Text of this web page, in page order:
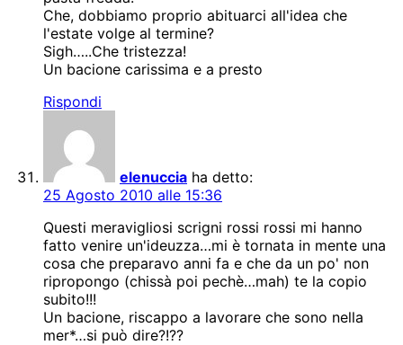
Che, dobbiamo proprio abituarci all'idea che
l'estate volge al termine?
Sigh…..Che tristezza!
Un bacione carissima e a presto
Rispondi
elenuccia ha detto:
25 Agosto 2010 alle 15:36
Questi meravigliosi scrigni rossi rossi mi hanno
fatto venire un'ideuzza…mi è tornata in mente una
cosa che preparavo anni fa e che da un po' non
ripropongo (chissà poi pechè…mah) te la copio
subito!!!
Un bacione, riscappo a lavorare che sono nella
mer*…si può dire?!??